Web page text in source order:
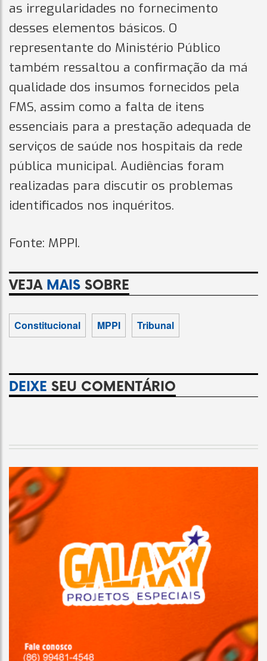
as irregularidades no fornecimento
desses elementos básicos. O
representante do Ministério Público
também ressaltou a confirmação da má
qualidade dos insumos fornecidos pela
FMS, assim como a falta de itens
essenciais para a prestação adequada de
serviços de saúde nos hospitais da rede
pública municipal. Audiências foram
realizadas para discutir os problemas
identificados nos inquéritos.
Fonte: MPPI.
VEJA MAIS SOBRE
Constitucional MPPI Tribunal
DEIXE SEU COMENTÁRIO